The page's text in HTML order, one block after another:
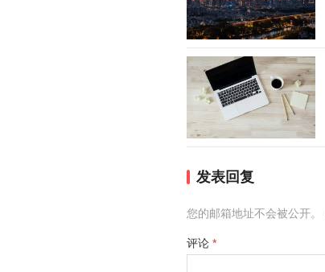
发表回复
您的邮箱地址不会被公开。
评论 *